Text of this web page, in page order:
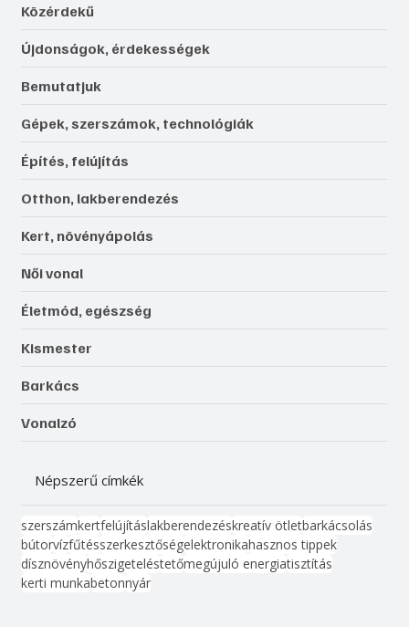
Közérdekű
Újdonságok, érdekességek
Bemutatjuk
Gépek, szerszámok, technológiák
Építés, felújítás
Otthon, lakberendezés
Kert, növényápolás
Női vonal
Életmód, egészség
Kismester
Barkács
Vonalzó
Népszerű címkék
szerszámkertfelújításlakberendezéskreatív ötletbarkácsolás
bútorvízfűtésszerkesztőségelektronikahasznos tippek
dísznövényhőszigeteléstetőmegújuló energiatisztítás
kerti munkabetonnyár